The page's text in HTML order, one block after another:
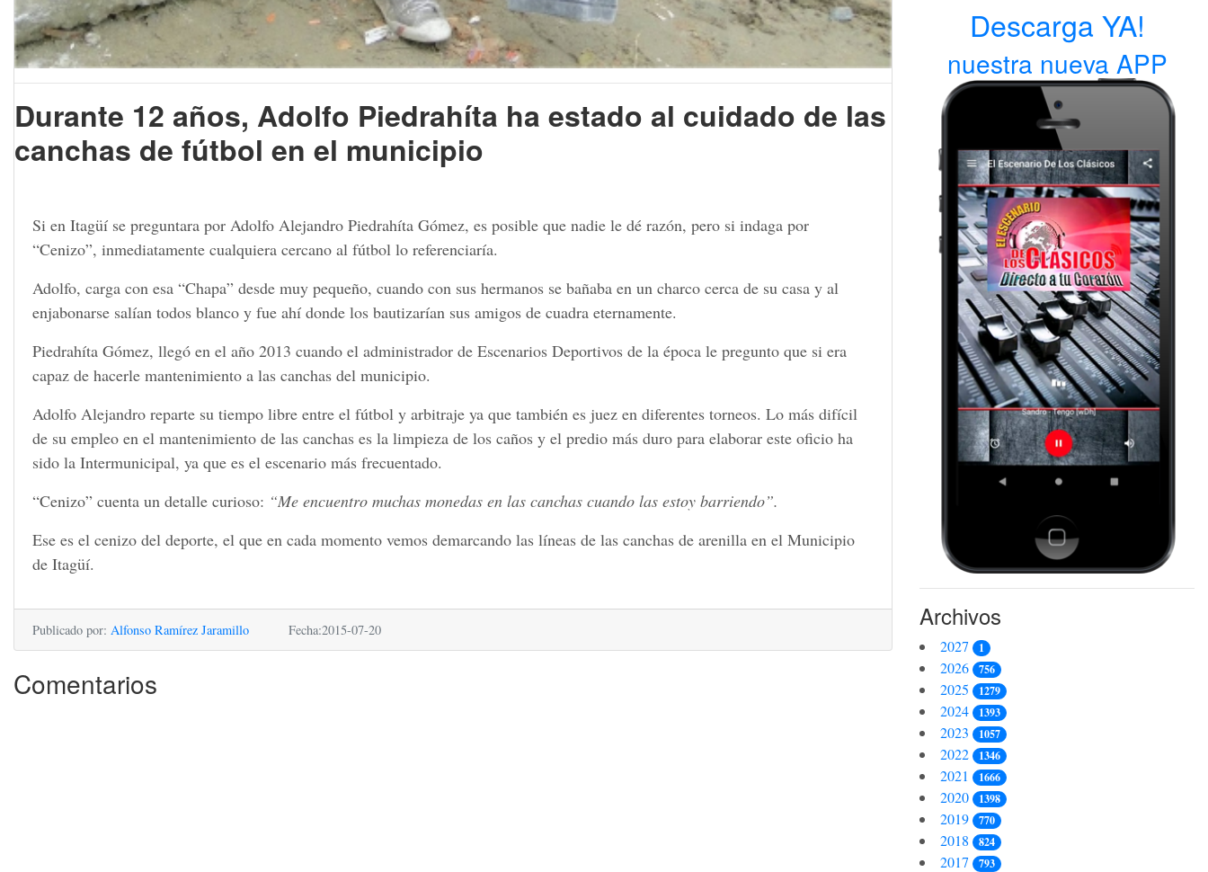
Durante 12 años, Adolfo Piedrahíta ha estado al cuidado de las
canchas de fútbol en el municipio
Si en Itagüí se preguntara por Adolfo Alejandro Piedrahíta Gómez, es posible que nadie le dé razón, pero si indaga por
“Cenizo”, inmediatamente cualquiera cercano al fútbol lo referenciaría.
Adolfo, carga con esa “Chapa” desde muy pequeño, cuando con sus hermanos se bañaba en un charco cerca de su casa y al
enjabonarse salían todos blanco y fue ahí donde los bautizarían sus amigos de cuadra eternamente.
Piedrahíta Gómez, llegó en el año 2013 cuando el administrador de Escenarios Deportivos de la época le pregunto que si era
capaz de hacerle mantenimiento a las canchas del municipio.
Adolfo Alejandro reparte su tiempo libre entre el fútbol y arbitraje ya que también es juez en diferentes torneos. Lo más difícil
de su empleo en el mantenimiento de las canchas es la limpieza de los caños y el predio más duro para elaborar este oficio ha
sido la Intermunicipal, ya que es el escenario más frecuentado.
“Cenizo” cuenta un detalle curioso: “Me encuentro muchas monedas en las canchas cuando las estoy barriendo”.
Ese es el cenizo del deporte, el que en cada momento vemos demarcando las líneas de las canchas de arenilla en el Municipio
de Itagüí.
Publicado por: Alfonso Ramírez Jaramillo Fecha:2015-07-20
Comentarios
Descarga YA!
nuestra nueva APP
Archivos
2027 1
2026 756
2025 1279
2024 1393
2023 1057
2022 1346
2021 1666
2020 1398
2019 770
2018 824
2017 793